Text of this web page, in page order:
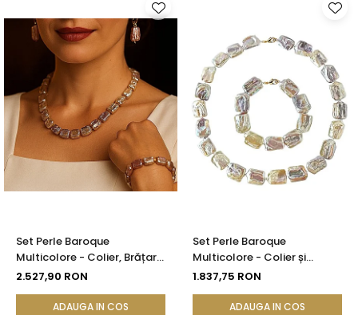
Set Perle Baroque
Multicolore - Colier, Brățară
și Cercei, Aur Galben 14K |
2.527,90 RON
ADAUGA IN COS
Set Perle Baroque
Multicolore - Colier și
Brățară, Aur Galben 14K |
1.837,75 RON
ADAUGA IN COS